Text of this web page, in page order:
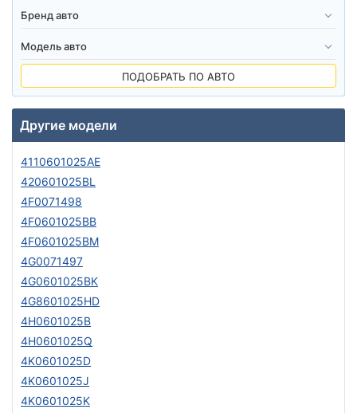
ПОДОБРАТЬ ПО АВТО
Другие модели
4110601025AE
420601025BL
4F0071498
4F0601025BB
4F0601025BM
4G0071497
4G0601025BK
4G8601025HD
4H0601025B
4H0601025Q
4K0601025D
4K0601025J
4K0601025K